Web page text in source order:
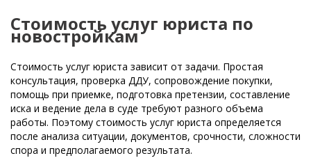
Стоимость услуг юриста по
новостройкам
Стоимость услуг юриста зависит от задачи. Простая
консультация, проверка ДДУ, сопровождение покупки,
помощь при приемке, подготовка претензии, составление
иска и ведение дела в суде требуют разного объема
работы. Поэтому стоимость услуг юриста определяется
после анализа ситуации, документов, срочности, сложности
спора и предполагаемого результата.